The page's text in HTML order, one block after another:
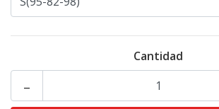
Cantidad
-